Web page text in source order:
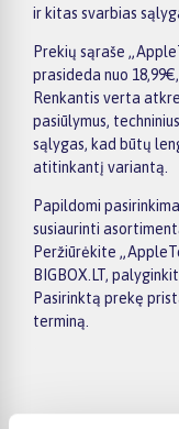
ir kitas svarbias
Prekių sąraše
prasideda nuo
Renkantis verta
pasiūlymus,
sąlygas, kad būtų
atitinkantį variantą.
Papildomi
susiaurinti
Peržiūrėkite
BIGBOX.LT,
Pasirinktą prekę
terminą.